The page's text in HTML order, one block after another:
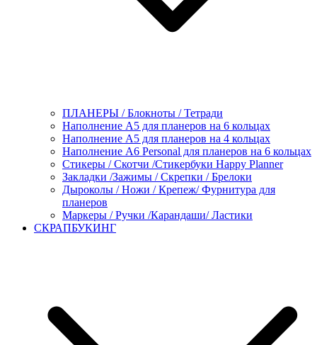
ПЛАНЕРЫ / Блокноты / Тетради
Наполнение А5 для планеров на 6 кольцах
Наполнение А5 для планеров на 4 кольцах
Наполнение А6 Personal для планеров на 6 кольцах
Стикеры / Скотчи /Стикербуки Happy Planner
Закладки /Зажимы / Скрепки / Брелоки
Дыроколы / Ножи / Крепеж/ Фурнитура для
планеров
Маркеры / Ручки /Карандаши/ Ластики
СКРАПБУКИНГ